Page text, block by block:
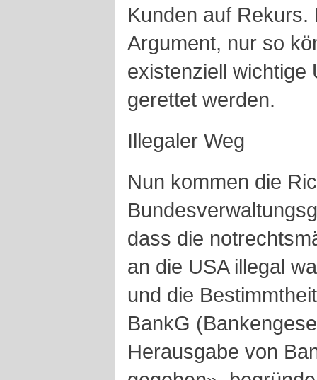
Kunden auf
Argument, nur so
existenziell wichtige
gerettet werden.
Illegaler Weg
Nun kommen die
dass die
an die USA illegal
und die
BankG
Herausgabe von